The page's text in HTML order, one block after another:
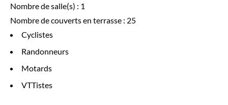
Nombre de salle(s) : 1
Nombre de couverts en terrasse : 25
Cyclistes
Randonneurs
Motards
VTTistes